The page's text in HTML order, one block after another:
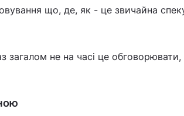
що, де, як - це звичайна
загалом не на часі це обговорювати,